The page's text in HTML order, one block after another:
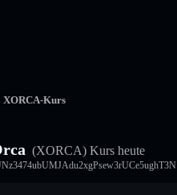
XORCA-Kurs
(XORCA) Kurs heute